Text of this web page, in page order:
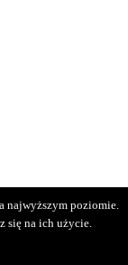
najwyższym poziomie.
się na ich użycie.